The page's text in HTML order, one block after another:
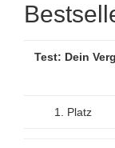
Test: Dein
1. Platz